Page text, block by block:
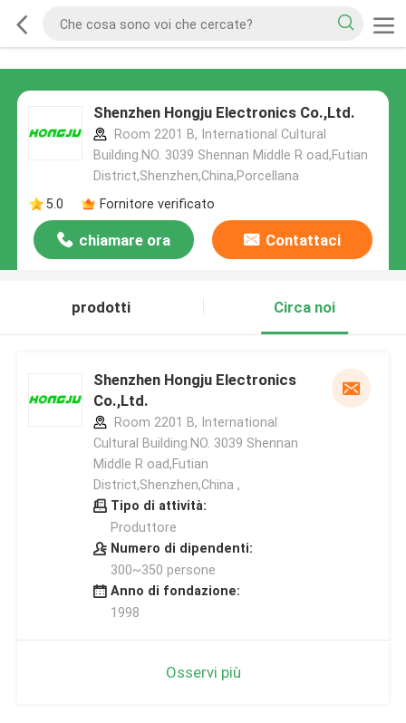
Shenzhen Hongju Electronics Co.,Ltd.
Room 2201 B, International Cultural
Building.NO. 3039 Shennan Middle R oad,Futian
District,Shenzhen,China,Porcellana
5.0
Fornitore verificato
chiamare ora Contattaci
prodotti Circa noi
Shenzhen Hongju Electronics
Co.,Ltd.
Room 2201 B, International
Cultural Building.NO. 3039 Shennan
Middle R oad,Futian
District,Shenzhen,China ,
Tipo di attività:
Produttore
Numero di dipendenti:
300~350 persone
Anno di fondazione:
1998
Osservi più